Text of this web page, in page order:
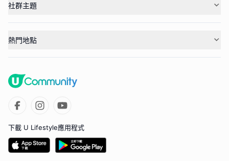
社群主題
熱門地點
下載 U Lifestyle應用程式